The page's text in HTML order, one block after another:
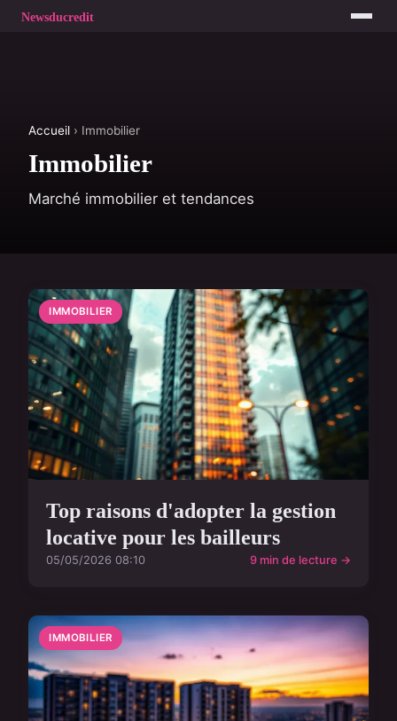
Accueil › Immobilier
Immobilier
Marché immobilier et tendances
IMMOBILIER
Top raisons d'adopter la gestion
locative pour les bailleurs
05/05/2026 08:10 9 min de lecture →
IMMOBILIER